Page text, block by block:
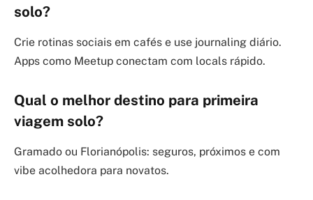
solo?
Crie rotinas sociais em cafés e use journaling diário.
Apps como Meetup conectam com locals rápido.
Qual o melhor destino para primeira
viagem solo?
Gramado ou Florianópolis: seguros, próximos e com
vibe acolhedora para novatos.